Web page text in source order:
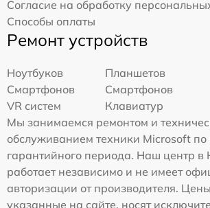
Согласие на обработку
Способы оплаты
Ремонт устройств
Ноутбуков
Планшетов
Смартфонов
Смартфонов
VR систем
Клавиатур
Мы занимаемся ремонтом и
обслуживанием техники Microsoft по
гарантийного периода. Наш центр в
работает независимо и не имеет
авторизации от производителя.
указанные на сайте, носят